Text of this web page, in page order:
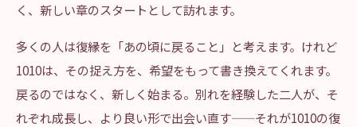
く、新しい章のスタートとして訪れます。
多くの人は復縁を「あの頃に戻ること」と考えます。けれど
1010は、その捉え方を、希望をもって書き換えてくれます。
戻るのではなく、新しく始まる。別れを経験した二人が、そ
れぞれ成長し、より良い形で出会い直す——それが1010の復